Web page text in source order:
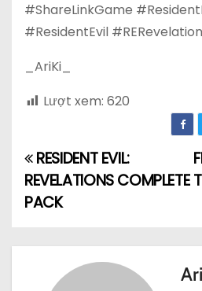
#ShareLinkGame
#ResidentEvil
_AriKi_
Lượt xem: 620
Đ
i
RESIDENT EVIL:
REVELATIONS COMPLETE
PACK